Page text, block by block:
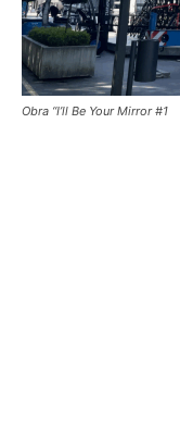
Obra “I’ll Be Your Mirror #1